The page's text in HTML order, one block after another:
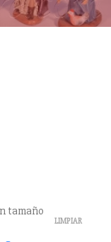
tamaño
LIMPIAR